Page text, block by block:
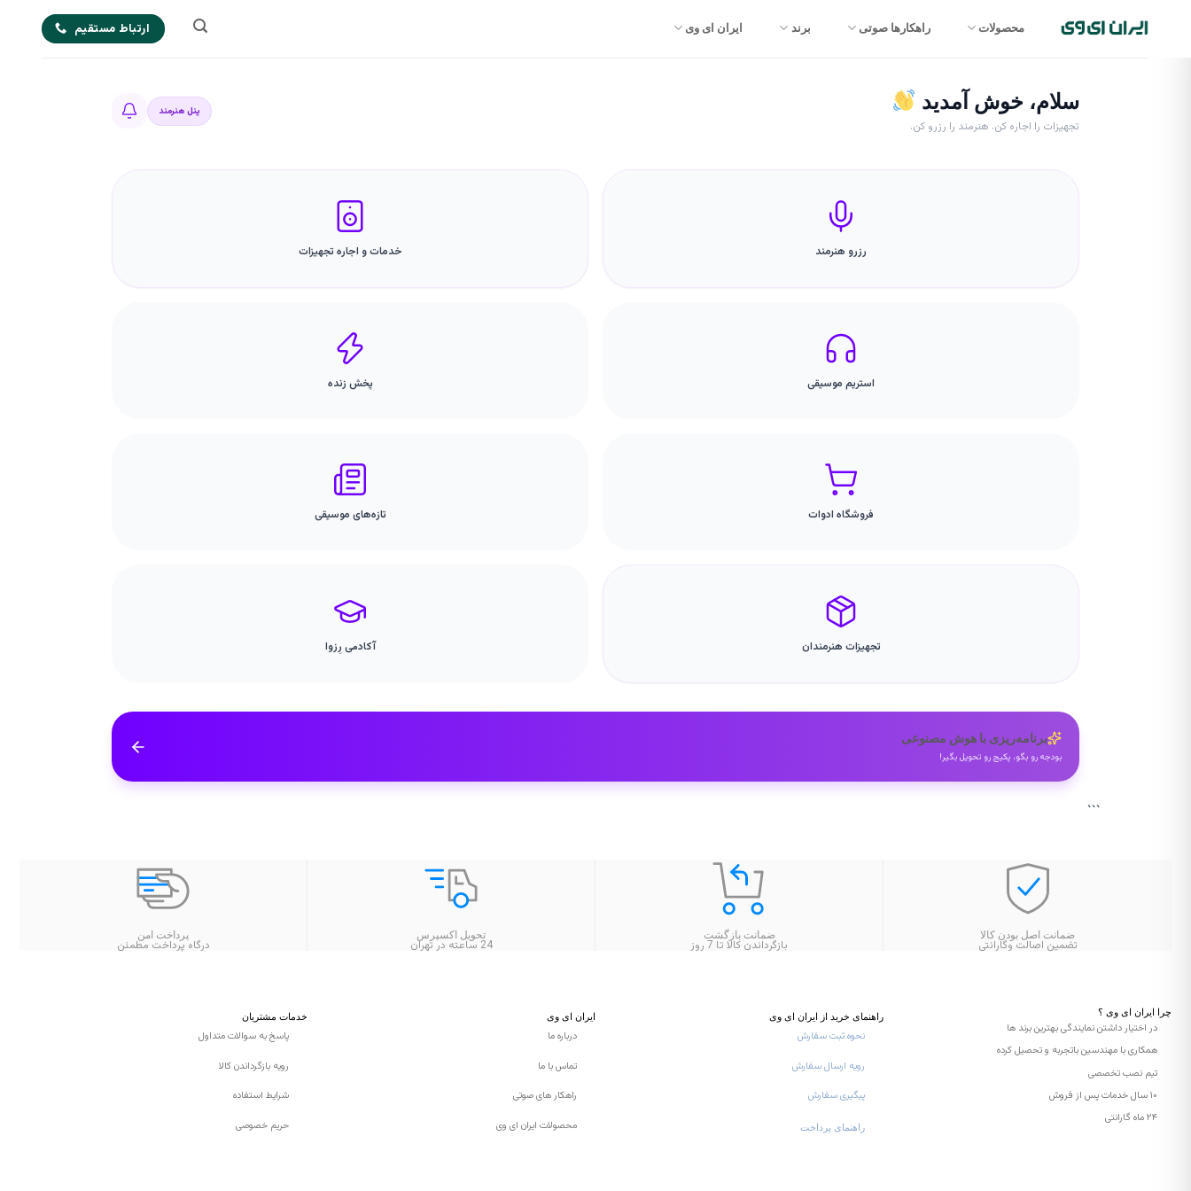
محصولات راهکارها صوتی برند ایران ای وی ارتباط مستقیم
سلام، خوش آمدید
تجهیزات را اجاره کن. هنرمند را رزرو کن.
پنل هنرمند
رزرو هنرمند خدمات و اجاره تجهیزات
استریم موسیقی پخش زنده
فروشگاه ادوات تازه‌های موسیقی
تجهیزات هنرمندان آکادمی رِزوا
برنامه‌ریزی با هوش مصنوعی
بودجه رو بگو، پکیج رو تحویل بگیر!
```
ضمانت اصل بودن کالا
تضمین اصالت وگارانتی
ضمانت بازگشت
بازگرداندن کالا تا 7 روز
تحویل اکسپرس
24 ساعته در تهران
پرداخت امن
درگاه پرداخت مطمئن
چرا ایران ای وی ؟
در اختیار داشتن نمایندگیبهترین برند ها
همکاری با مهندسین باتجربه و تحصیل کرده
تیم نصب تخصصی
۱۰ سال خدمات پس از فروش
۲۴ ماه گارانتی
راهنمای خرید از ایران ای وی
نحوه ثبت سفارش
رویه ارسال سفارش
پیگیری سفارش
راهنمای پرداخت
ایران ای وی
درباره ما
تماس با ما
راهکار های صوتی
محصولات ایران ای وی
خدمات مشتریان
پاسخ به سوالات متداول
رویه بازگرداندن کالا
شرایط استفاده
حریم خصوصی